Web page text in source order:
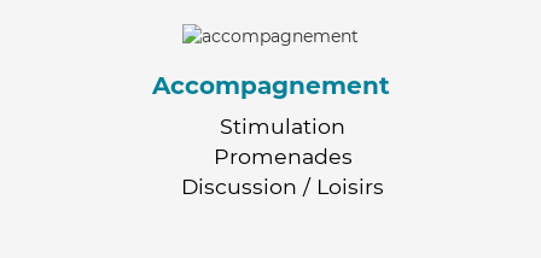
Accompagnement
Stimulation
Promenades
Discussion / Loisirs